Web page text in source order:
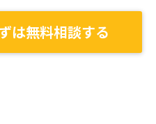
は無料相談する